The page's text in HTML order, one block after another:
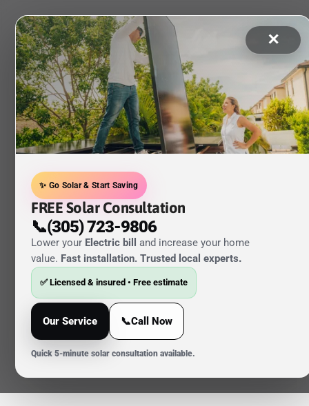
✕
✨ Go Solar & Start Saving
FREE Solar Consultation
📞(305) 723-9806
Lower your Electric bill
and increase your home
value. Fast installation. Trusted local experts.
✅ Licensed & insured • Free estimate
Our Service 📞Call Now
Quick 5-minute solar consultation available.